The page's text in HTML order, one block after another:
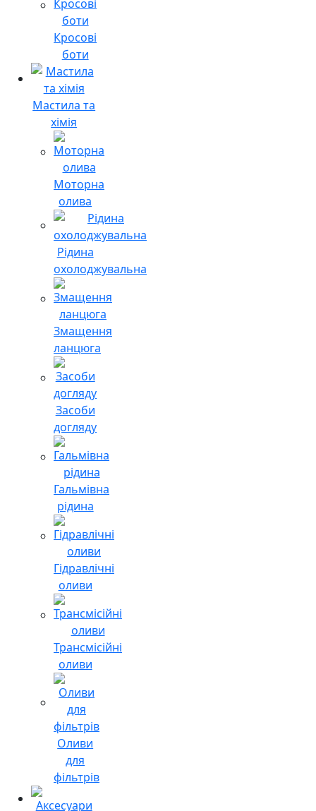
Кросові
боти
Мастила та
хімія
Моторна
олива
Рідина
охолоджувальна
Змащення
ланцюга
Засоби
догляду
Гальмівна
рідина
Гідравлічні
оливи
Трансмісійні
оливи
Оливи
для
фільтрів